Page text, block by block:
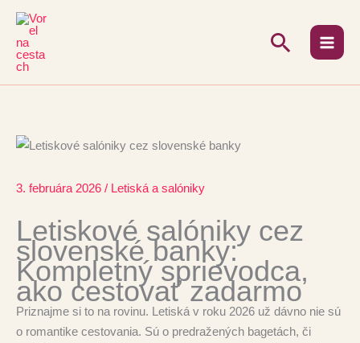
Preskočiť
obsah
Hľadať
3. februára 2026 / Letiská a salóniky
Letiskové salóniky cez
slovenské banky:
Kompletný sprievodca,
ako cestovať zadarmo
Priznajme si to na rovinu. Letiská v roku 2026 už dávno nie sú
o romantike cestovania. Sú o predražených bagetách, či